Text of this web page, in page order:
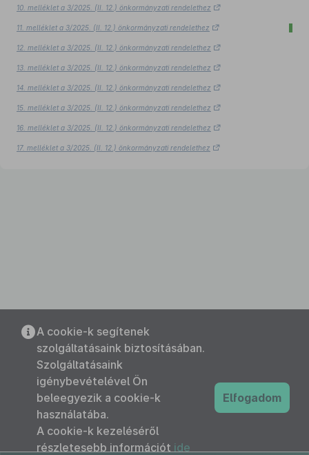
10. melléklet a 3/2025. (II. 12.) önkormányzati rendelethez
11. melléklet a 3/2025. (II. 12.) önkormányzati rendelethez
12. melléklet a 3/2025. (II. 12.) önkormányzati rendelethez
13. melléklet a 3/2025. (II. 12.) önkormányzati rendelethez
14. melléklet a 3/2025. (II. 12.) önkormányzati rendelethez
15. melléklet a 3/2025. (II. 12.) önkormányzati rendelethez
16. melléklet a 3/2025. (II. 12.) önkormányzati rendelethez
17. melléklet a 3/2025. (II. 12.) önkormányzati rendelethez
A cookie-k segítenek
szolgáltatásaink biztosításában.
Szolgáltatásaink
igénybevételével Ön
beleegyezik a cookie-k
használatába.
A cookie-k kezeléséről
részletesebb információt ide
Elfogadom